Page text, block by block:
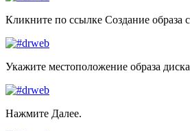
Кликните по ссылке Создание образа
Укажите местоположение образа
Нажмите Далее.